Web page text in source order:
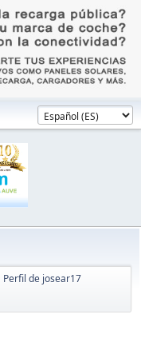
Perfil de josear17